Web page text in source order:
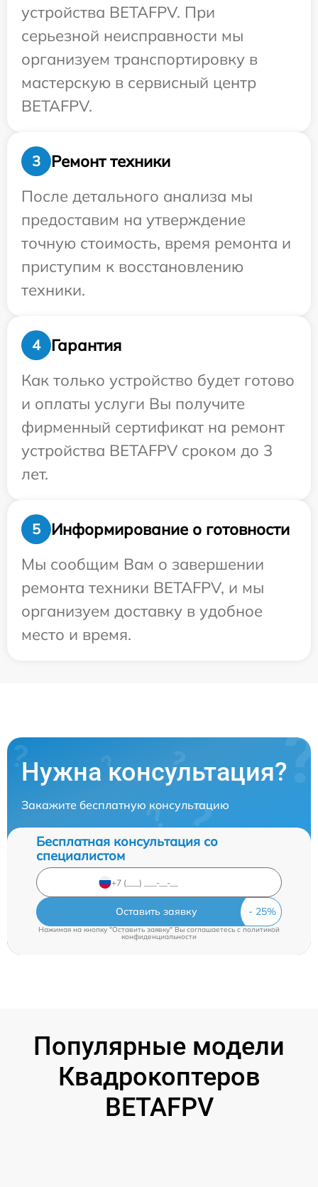
устройства BETAFPV. При
серьезной неисправности мы
организуем транспортировку в
мастерскую в сервисный центр
BETAFPV.
3
Ремонт техники
После детального анализа мы
предоставим на утверждение
точную стоимость, время ремонта и
приступим к восстановлению
техники.
4
Гарантия
Как только устройство будет готово
и оплаты услуги Вы получите
фирменный сертификат на ремонт
устройства BETAFPV сроком до 3
лет.
5
Информирование о готовности
Мы сообщим Вам о завершении
ремонта техники BETAFPV, и мы
организуем доставку в удобное
место и время.
Нужна консультация?
Закажите бесплатную консультацию
Бесплатная консультация со
специалистом
Оставить заявку
Нажимая на кнопку "Оставить заявку" Вы соглашаетесь c политикой
конфиденциальности
Популярные модели
Квадрокоптеров
BETAFPV